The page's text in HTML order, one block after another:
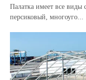
Палатка имеет все виды
персиковый, многоуго...